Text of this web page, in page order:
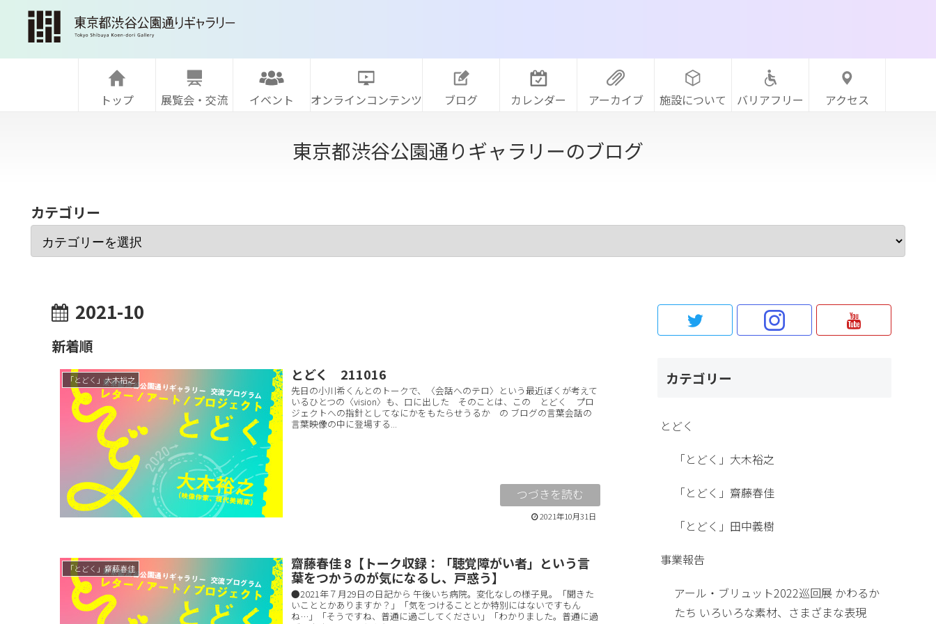
トップ 展覧会・交流 イベント オンラインコンテンツ ブログ カレンダー アーカイブ 施設について バリアフリー アクセス
東京都渋谷公園通りギャラリーのブログ
カテゴリー
2021-10
新着順
「とどく」大木裕之 とどく 211016
先日の小川希くんとのトークで、〈会話へのテロ〉という最近ぼくが考えて
いるひとつの〈vision〉も、口に出した そのことは、この とどく プロ
ジェクトへの指針としてなにかをもたらせうるか の ブログの言葉会話の
言葉映像の中に登場する...
2021年10月31日
「とどく」齋藤春佳
齋藤春佳 8【トーク収録：「聴覚障がい者」という言
葉をつかうのが気になるし、戸惑う】
●2021年７月29日の日記から 午後いち病院。変化なしの様子見。「聞きた
いこととかありますか？」「気をつけることとか特別にはないですもん
ね…」「そうですね、普通に過ごしてください」「わかりました。普通に過
カテゴリー
とどく
「とどく」大木裕之
「とどく」齋藤春佳
「とどく」田中義樹
事業報告
アール・ブリュット2022巡回展 かわるか
たち いろいろな素材、さまざまな表現